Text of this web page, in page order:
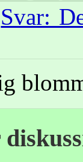
Svar: